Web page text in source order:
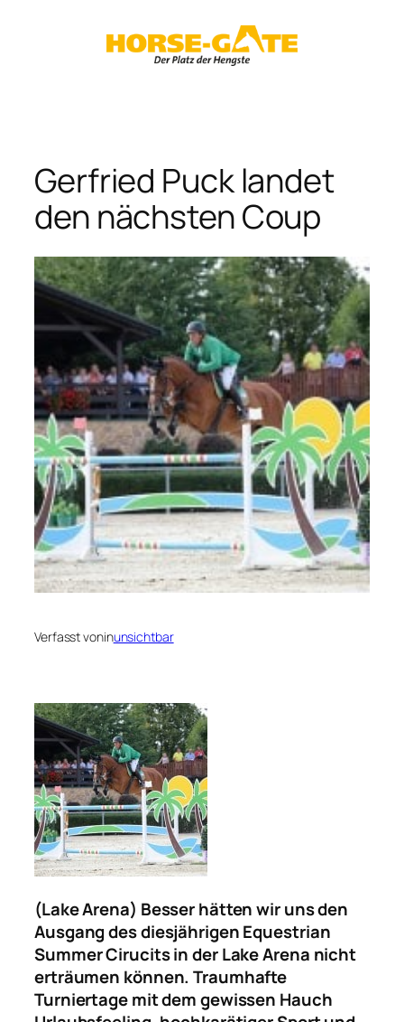
Gerfried Puck landet
den nächsten Coup
Verfasst voninunsichtbar
(Lake Arena) Besser hätten wir uns den
Ausgang des diesjährigen Equestrian
Summer Cirucits in der Lake Arena nicht
erträumen können. Traumhafte
Turniertage mit dem gewissen Hauch